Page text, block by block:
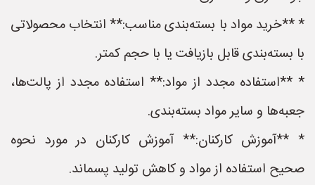
* **خرید مواد با بسته‌بندی مناسب:** انتخاب محصولاتی
با بسته‌بندی قابل بازیافت یا با حجم کمتر.
* **استفاده مجدد از مواد:** استفاده مجدد از پالت‌ها،
جعبه‌ها و سایر مواد بسته‌بندی.
* **آموزش کارکنان:** آموزش کارکنان در مورد نحوه
صحیح استفاده از مواد و کاهش تولید پسماند.